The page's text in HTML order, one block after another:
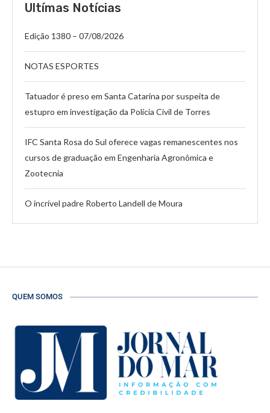
Ultímas Notícias
Edição 1380 – 07/08/2026
NOTAS ESPORTES
Tatuador é preso em Santa Catarina por suspeita de
estupro em investigação da Polícia Civil de Torres
IFC Santa Rosa do Sul oferece vagas remanescentes nos
cursos de graduação em Engenharia Agronômica e
Zootecnia
O incrível padre Roberto Landell de Moura
QUEM SOMOS